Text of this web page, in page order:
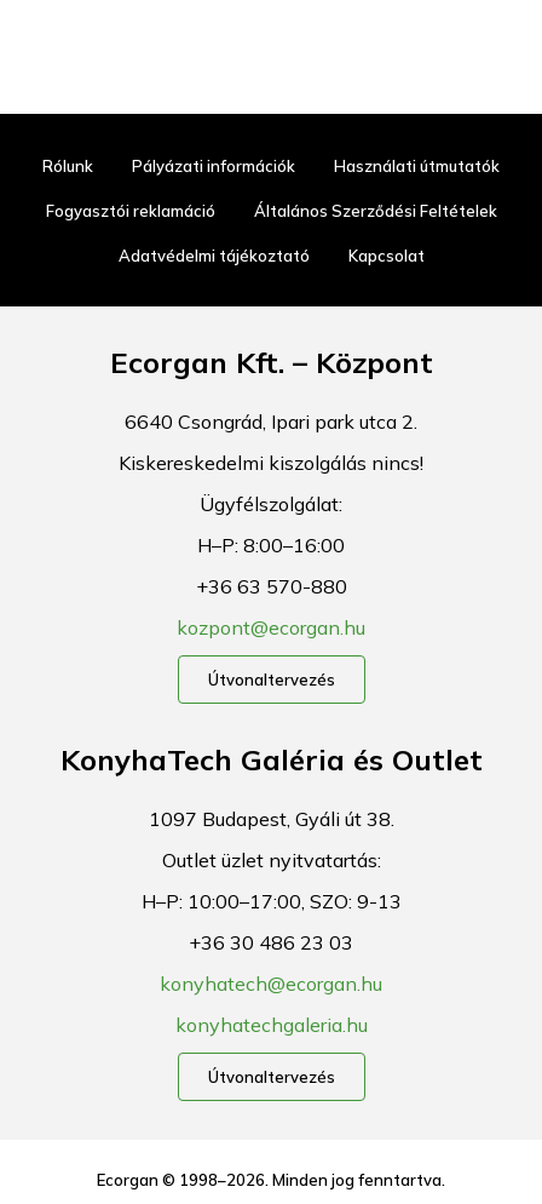
Rólunk Pályázati információk Használati útmutatók
Fogyasztói reklamáció Általános Szerződési Feltételek
Adatvédelmi tájékoztató Kapcsolat
Ecorgan Kft. – Központ
6640 Csongrád, Ipari park utca 2.
Kiskereskedelmi kiszolgálás nincs!
Ügyfélszolgálat:
H–P: 8:00–16:00
+36 63 570-880
kozpont@ecorgan.hu
Útvonaltervezés
KonyhaTech Galéria és Outlet
1097 Budapest, Gyáli út 38.
Outlet üzlet nyitvatartás:
H–P: 10:00–17:00, SZO: 9-13
+36 30 486 23 03
konyhatech@ecorgan.hu
konyhatechgaleria.hu
Útvonaltervezés
Ecorgan © 1998–2026. Minden jog fenntartva.